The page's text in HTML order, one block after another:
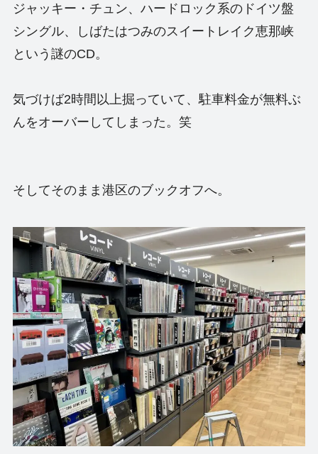
ジャッキー・チュン、ハードロック系のドイツ盤
シングル、しばたはつみのスイートレイク恵那峡
という謎のCD。
気づけば2時間以上掘っていて、駐車料金が無料ぶ
んをオーバーしてしまった。笑
そしてそのまま港区のブックオフへ。